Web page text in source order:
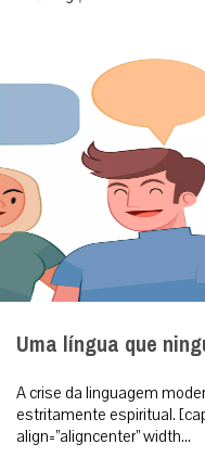
Uma língua que
A crise da linguagem
estritamente espiritual.
align=”aligncenter” width...